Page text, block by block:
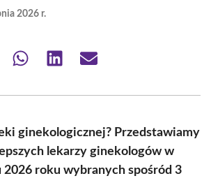
2026 r.
Share Share Share
ginekologicznej? Przedstawiamy
lekarzy ginekologów w
roku wybranych spośród 3